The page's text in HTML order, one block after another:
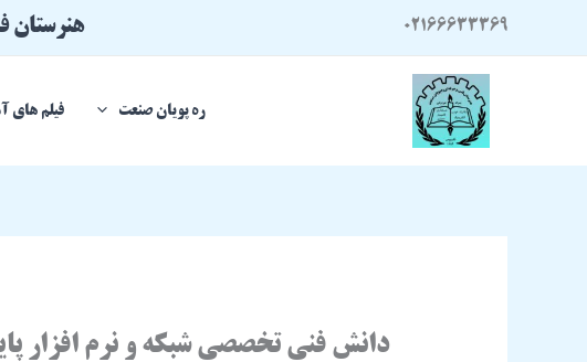
02166633369 هنرستان
ره پویان صنعت فیلم های
دانش فنی تخصصی شبکه و نرم افزار